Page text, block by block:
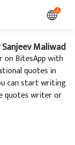
A
Maliwad
on BitesApp with
quotes in
can start writing
quotes writer or